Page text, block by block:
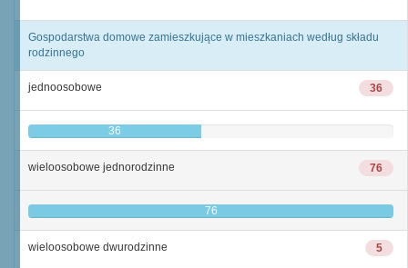
Gospodarstwa domowe zamieszkujące w mieszkaniach według składu
rodzinnego
36
jednoosobowe
36
76
wieloosobowe jednorodzinne
76
5
wieloosobowe dwurodzinne